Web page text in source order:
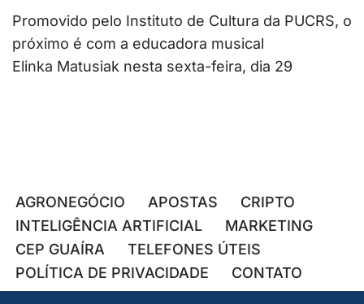
Promovido pelo Instituto de Cultura da PUCRS, o
próximo é com a educadora musical
Elinka Matusiak nesta sexta-feira, dia 29
AGRONEGÓCIO APOSTAS
CRIPTO
INTELIGÊNCIA ARTIFICIAL
MARKETING
CEP GUAÍRA
TELEFONES ÚTEIS
POLÍTICA DE PRIVACIDADE
CONTATO